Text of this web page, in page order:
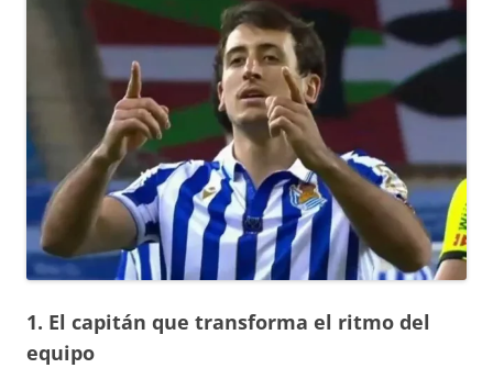
1. El capitán que transforma el ritmo del
equipo